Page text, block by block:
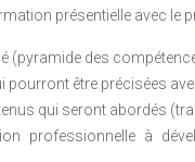
présentielle avec le
(pyramide des
être précisées
qui seront abordés
professionnelle à